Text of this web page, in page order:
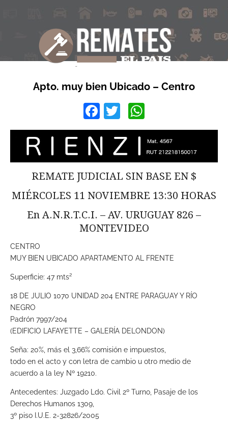
Apto. muy bien Ubicado – Centro
Facebook
Twitter
REMATE JUDICIAL SIN BASE EN $
MIÉRCOLES 11 NOVIEMBRE 13:30 HORAS
En A.N.R.T.C.I. – AV. URUGUAY 826 –
MONTEVIDEO
CENTRO
MUY BIEN UBICADO APARTAMENTO AL FRENTE
Superficie: 47 mts²
18 DE JULIO 1070 UNIDAD 204 ENTRE PARAGUAY Y RÍO
NEGRO
Padrón 7997/204
(EDIFICIO LAFAYETTE – GALERÍA DELONDON)
Seña: 20%, más el 3,66% comisión e impuestos,
todo en el acto y con letra de cambio u otro medio de
acuerdo a la ley Nº 19210.
Antecedentes: Juzgado Ldo. Civil 2º Turno, Pasaje de los
Derechos Humanos 1309,
3º piso I.U.E. 2-32826/2005